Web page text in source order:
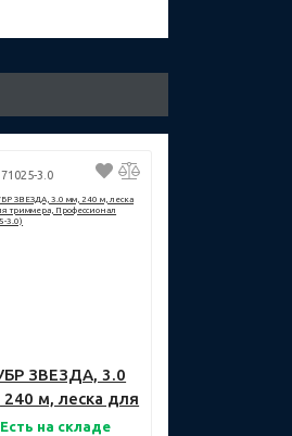
3.0
ЗВЕЗДА, 3.0
м, леска для
триммера,
Есть на складе